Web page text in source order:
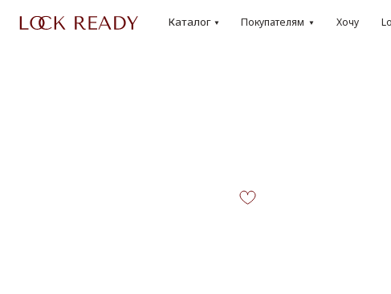
Lookbook
Хочу
Покупателям
Каталог